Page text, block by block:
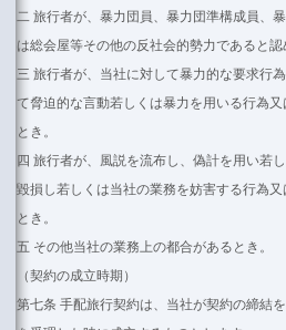
二 旅行者が、暴力団員、暴力団準構成員、
は総会屋等その他の反社会的勢力であると認
三 旅行者が、当社に対して暴力的な要求行
て脅迫的な言動若しくは暴力を用いる行為
とき。
四 旅行者が、風説を流布し、偽計を用い若
毀損し若しくは当社の業務を妨害する行為
とき。
五 その他当社の業務上の都合があるとき。
（契約の成立時期）
第七条 手配旅行契約は、当社が契約の締結